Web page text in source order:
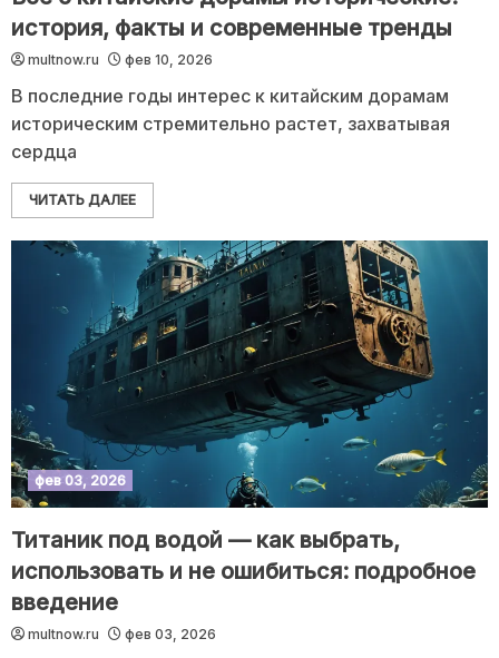
история, факты и современные тренды
multnow.ru фев 10, 2026
В последние годы интерес к китайским дорамам
историческим стремительно растет, захватывая
сердца
ЧИТАТЬ ДАЛЕЕ
фев 03, 2026
Титаник под водой — как выбрать,
использовать и не ошибиться: подробное
введение
multnow.ru фев 03, 2026